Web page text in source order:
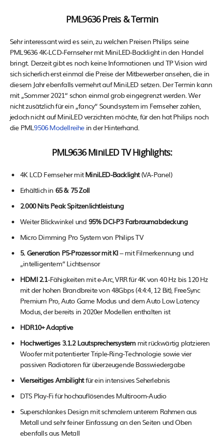
PML9636 Preis & Termin
Sehr interessant wird es sein, zu welchen Preisen Philips seine
PML9636 4K-LCD-Fernseher mit MiniLED-Backlight in den Handel
bringt. Derzeit gibt es noch keine Informationen und TP Vision wird
sich sicherlich erst einmal die Preise der Mitbewerber ansehen, die in
diesem Jahr ebenfalls vermehrt auf MiniLED setzen. Der Termin kann
mit „Sommer 2021“ schon einmal grob eingegrenzt werden. Wer
nicht zusätzlich für ein „fancy“ Soundsystem im Fernseher zahlen,
jedoch nicht auf MiniLED verzichten möchte, für den hat Philips noch
die PML9506 Modellreihein der Hinterhand.
PML9636 MiniLED TV Highlights:
4K LCD Fernseher mitMiniLED-Backlight(VA-Panel)
Erhältlich in 65 & 75 Zoll
2.000 Nits Peak Spitzenlichtleistung
Weiter Blickwinkel und 95% DCI-P3 Farbraumabdeckung
Micro Dimming Pro System von Philips TV
5. Generation P5-Prozessor mit KI– mit Filmerkennung und
„intelligentem“ Lichtsensor
HDMI 2.1-Fähigkeiten mit e-Arc, VRR für 4K von 40 Hz bis 120 Hz
mit der hohen Brandbreite von 48Gbps (4:4:4, 12 Bit), FreeSync
Premium Pro, Auto Game Modus und dem Auto Low Latency
Modus, der bereits in 2020er Modellen enthalten ist
HDR10+ Adaptive
Hochwertiges 3.1.2 Lautsprechersystemmit rückwärtig platzieren
Woofer mit patentierter Triple-Ring-Technologie sowie vier
passiven Radiatoren für überzeugende Basswiedergabe
Vierseitiges Ambilightfür ein intensives Seherlebnis
DTS Play-Fi für hochauflösendes Multiroom-Audio
Superschlankes Design mit schmalem unterem Rahmen aus
Metall und sehr feiner Einfassung an den Seiten und Oben
ebenfalls aus Metall